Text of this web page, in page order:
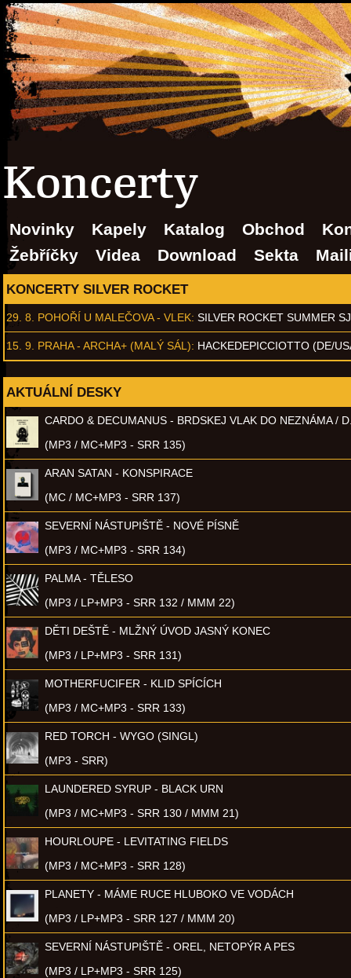
Koncerty
Novinky Kapely Katalog Obchod
Žebříčky
Videa Download Sekta
KONCERTY SILVER ROCKET
29. 8. POHOŘÍ U MALEČOVA - VLEK: SILVER ROCKET SUMMER
15. 9. PRAHA - ARCHA+ (MALÝ SÁL): HACKEDEPICCIOTTO (DE/
AKTUÁLNÍ DESKY
CARDO & DECUMANUS - BRDSKEJ VLAK DO NEZNÁMA /
(MP3 / MC+MP3 - SRR 135)
ARAN SATAN - KONSPIRACE
(MC / MC+MP3 - SRR 137)
SEVERNÍ NÁSTUPIŠTĚ - NOVÉ PÍSNĚ
(MP3 / MC+MP3 - SRR 134)
PALMA - TĚLESO
(MP3 / LP+MP3 - SRR 132 / MMM 22)
DĚTI DEŠTĚ - MLŽNÝ ÚVOD JASNÝ KONEC
(MP3 / LP+MP3 - SRR 131)
MOTHERFUCIFER - KLID SPÍCÍCH
(MP3 / MC+MP3 - SRR 133)
RED TORCH - WYGO (SINGL)
(MP3 - SRR)
LAUNDERED SYRUP - BLACK URN
(MP3 / MC+MP3 - SRR 130 / MMM 21)
HOURLOUPE - LEVITATING FIELDS
(MP3 / MC+MP3 - SRR 128)
PLANETY - MÁME RUCE HLUBOKO VE VODÁCH
(MP3 / LP+MP3 - SRR 127 / MMM 20)
SEVERNÍ NÁSTUPIŠTĚ - OREL, NETOPÝR A PES
(MP3 / LP+MP3 - SRR 125)